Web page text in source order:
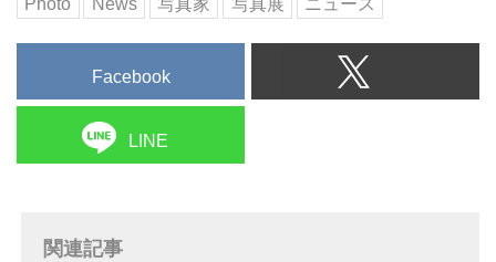
Facebook
LINE
関連記事